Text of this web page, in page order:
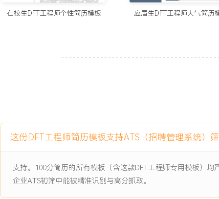
主动离职，希望有更多的工作挑战和涨薪机会。
险。
项目职责：
寄存器链的测试方案设计，确保诊断覆盖率达标。
2.扫描与ATPG：完成包含XXX万门级数字逻辑的扫描链插入与优化
在校生DFT工程师个性简历模板 应届生DFT工程师大气简历
这份DFT工程师简历模板支持ATS（招聘管理系统）
支持。100分简历的所有模板（含这款DFT工程师专用模板）
企业ATS初筛中能被精准识别与高分抓取。